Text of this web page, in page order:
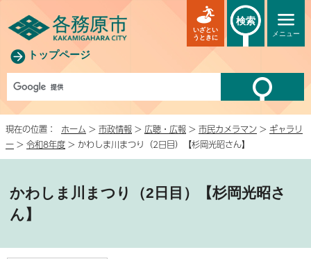
トップページ
メニュー
いざとい
うときに
検索
現在の位置： ホーム > 市政情報 > 広聴・広報 > 市民カメラマン > ギャラリ
ー > 令和8年度 > かわしま川まつり（2日目）【杉岡光昭さん】
かわしま川まつり（2日目）【杉岡光昭さ
ん】